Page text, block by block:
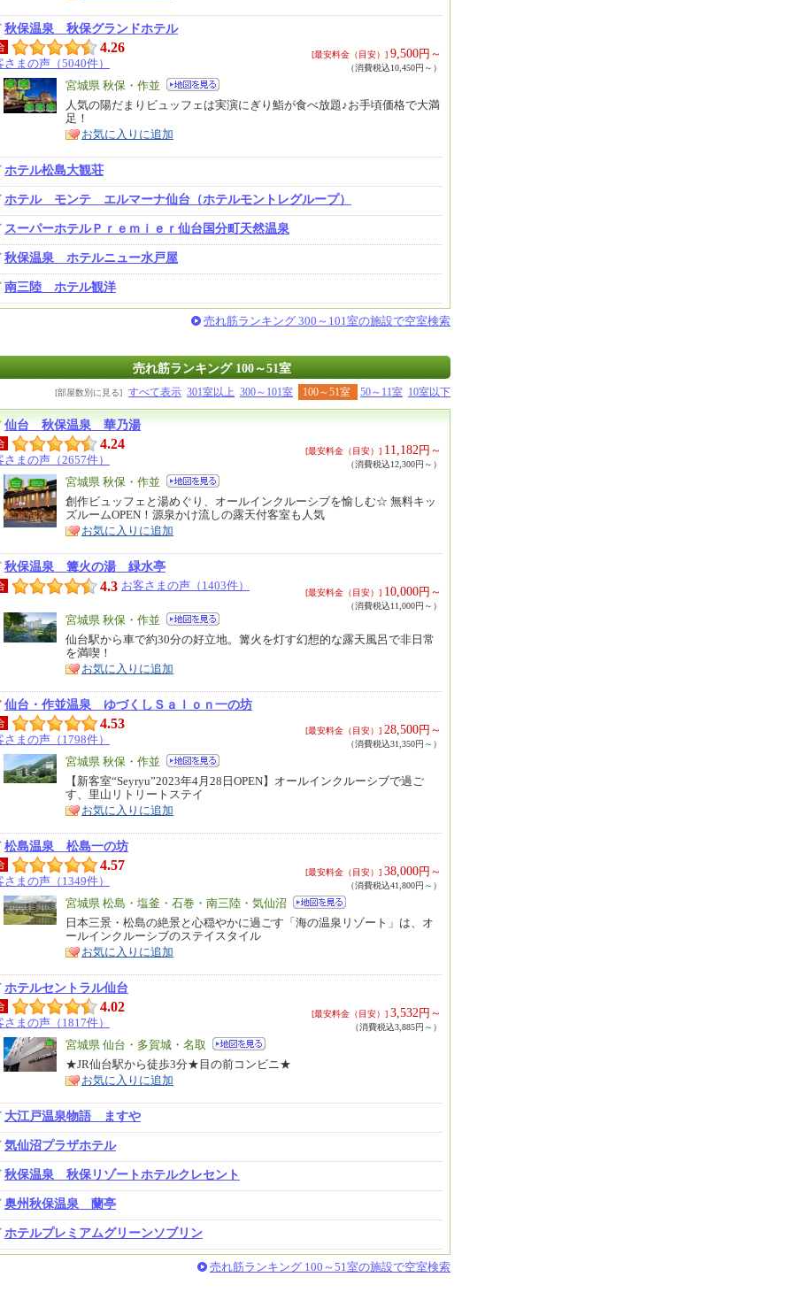
秋保温泉 秋保グランドホテル
4.26
さまの声（5040件）
[最安料金（目安）] 9,500円～
（消費税込10,450円～）
エ
リ
ア
宮城県 秋保・作並
特
徴
人気の陽だまりビュッフェは実演にぎり鮨が食べ放題♪お手頃価格で大満
足！
お気に入りに追加
ホテル松島大観荘
ホテル モンテ エルマーナ仙台（ホテルモントレグループ）
スーパーホテルＰｒｅｍｉｅｒ仙台国分町天然温泉
秋保温泉 ホテルニュー水戸屋
南三陸 ホテル観洋
売れ筋ランキング 300～101室の施設で空室検索
売れ筋ランキング 100～51室
[部屋数別に見る] すべて表示 301室以上 300～101室 100～51室 50～11室 10室以下
仙台 秋保温泉 華乃湯
4.24
さまの声（2657件）
[最安料金（目安）] 11,182 円～
（消費税込12,300円～）
エ
リ
ア
宮城県 秋保・作並
特
徴
創作ビュッフェと湯めぐり、オールインクルーシブを愉しむ☆ 無料キッ
ズルームOPEN！源泉かけ流しの露天付客室も人気
お気に入りに追加
秋保温泉 篝火の湯 緑水亭
4.3 お客さまの声（1403件）
[最安料金（目安）] 10,000円～
（消費税込11,000円～）
エ
リ
ア
宮城県 秋保・作並
特
徴
仙台駅から車で約30分の好立地。篝火を灯す幻想的な露天風呂で非日常
を満喫！
お気に入りに追加
仙台・作並温泉 ゆづくしＳａｌｏｎ一の坊
4.53
さまの声（1798件）
[最安料金（目安）] 28,500円～
（消費税込31,350円～）
エ
リ
ア
宮城県 秋保・作並
特
徴
【新客室“Seyryu”2023年4月28日OPEN】オールインクルーシブで過ご
す、里山リトリートステイ
お気に入りに追加
松島温泉 松島一の坊
4.57
さまの声（1349件）
[最安料金（目安）] 38,000円～
（消費税込41,800円～）
エ
リ
ア
宮城県 松島・塩釜・石巻・南三陸・気仙沼
特
徴
日本三景・松島の絶景と心穏やかに過ごす「海の温泉リゾート」は、オ
ールインクルーシブのステイスタイル
お気に入りに追加
ホテルセントラル仙台
4.02
さまの声（1817件）
[最安料金（目安）] 3,532 円～
（消費税込3,885円～）
エ
リ
ア
宮城県 仙台・多賀城・名取
特
徴
★JR仙台駅から徒歩3分★目の前コンビニ★
お気に入りに追加
大江戸温泉物語 ますや
気仙沼プラザホテル
秋保温泉 秋保リゾートホテルクレセント
奥州秋保温泉 蘭亭
ホテルプレミアムグリーンソブリン
売れ筋ランキング 100～51室の施設で空室検索